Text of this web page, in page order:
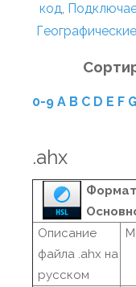
код,
0-9 A B C D E F G
.ahx
Описание
файла .ahx на
русском